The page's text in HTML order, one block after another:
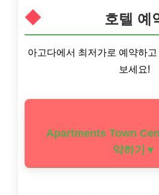
호텔 예
아고다에서 최저가로 예약하
보세요!
Apartments Town
약하기▼